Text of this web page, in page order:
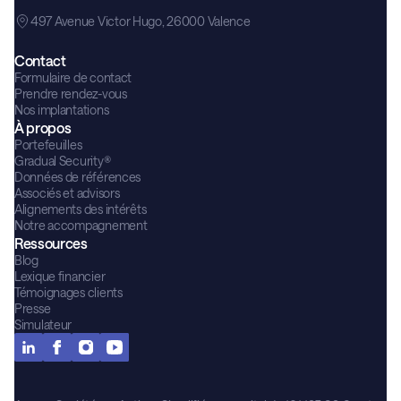
497 Avenue Victor Hugo, 26000 Valence
Contact
Formulaire de contact
Prendre rendez-vous
Nos implantations
À propos
Portefeuilles
Gradual Security®
Données de références
Associés et advisors
Alignements des intérêts
Notre accompagnement
Ressources
Blog
Lexique financier
Témoignages clients
Presse
Simulateur